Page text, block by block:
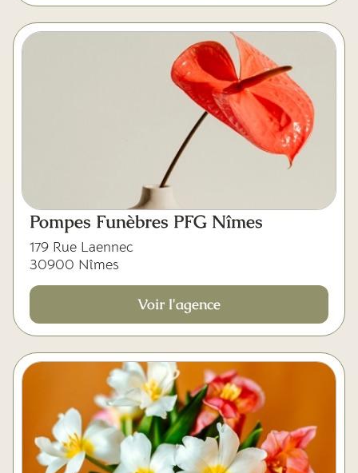
Pompes Funèbres PFG Nîmes
179 Rue Laennec
30900 Nîmes
Voir l'agence